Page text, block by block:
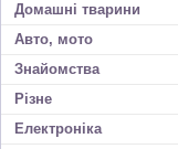
Домашні тварини
Авто, мото
Знайомства
Різне
Електроніка